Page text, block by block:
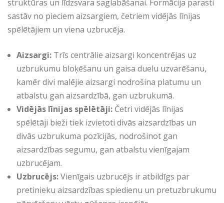
struktūras un līdzsvara saglabāšanai. Formācija parasti
sastāv no pieciem aizsargiem, četriem vidējās līnijas
spēlētājiem un viena uzbrucēja.
Aizsargi: Trīs centrālie aizsargi koncentrējas uz
uzbrukumu bloķēšanu un gaisa duelu uzvarēšanu,
kamēr divi malējie aizsargi nodrošina platumu un
atbalstu gan aizsardzībā, gan uzbrukumā.
Vidējās līnijas spēlētāji: Četri vidējās līnijas
spēlētāji bieži tiek izvietoti divās aizsardzības un
divās uzbrukuma pozīcijās, nodrošinot gan
aizsardzības segumu, gan atbalstu vienīgajam
uzbrucējam.
Uzbrucējs:Vienīgais uzbrucējs ir atbildīgs par
pretinieku aizsardzības spiedienu un pretuzbrukumu